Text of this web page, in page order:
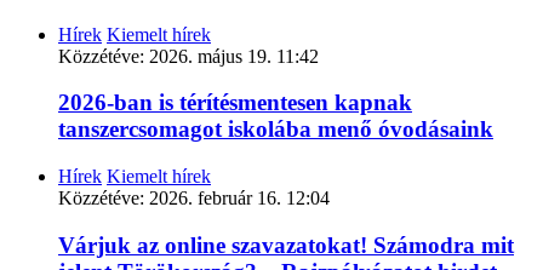
Hírek Kiemelt hírek
Közzétéve: 2026. május 19. 11:42
2026-ban is térítésmentesen kapnak
tanszercsomagot iskolába menő óvodásaink
Hírek Kiemelt hírek
Közzétéve: 2026. február 16. 12:04
Várjuk az online szavazatokat! Számodra mit